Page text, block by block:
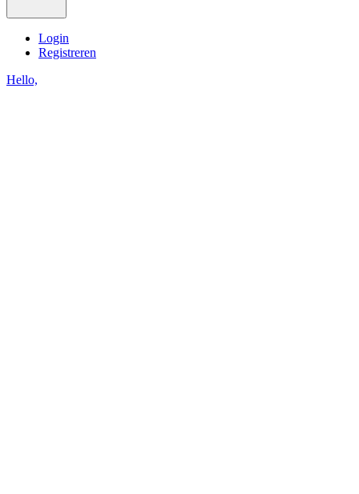
Login
Registreren
Hello,